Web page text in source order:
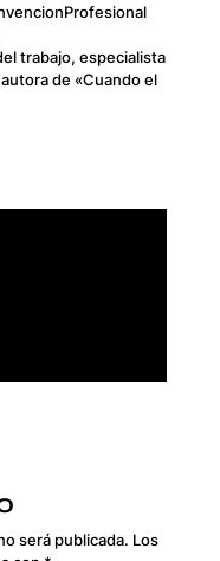
trabajo, especialista
de «Cuando el
será publicada. Los